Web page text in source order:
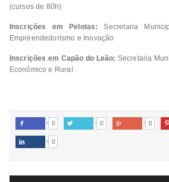
(cursos de 80h)
Inscrições em Pelotas:
Secretaria
Empreendedorismo e Inovação
Inscrições em Capão do Leão: Secretaria
Econômico e Rural
 0  0  0 
 0